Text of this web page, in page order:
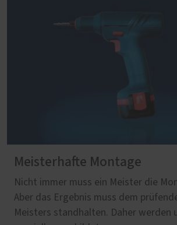
Meisterhafte Montage
Nicht immer muss ein Meister die
Aber das Ergebnis muss dem
Meisters standhalten. Daher werden